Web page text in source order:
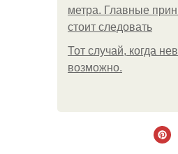
метра. Главные
стоит следовать
Тот случай, когда
возможно.